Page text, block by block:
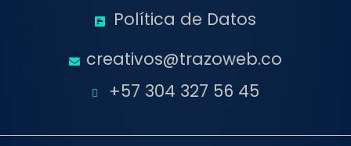
Política de Datos
creativos@trazoweb.co
+57 304 327 56 45